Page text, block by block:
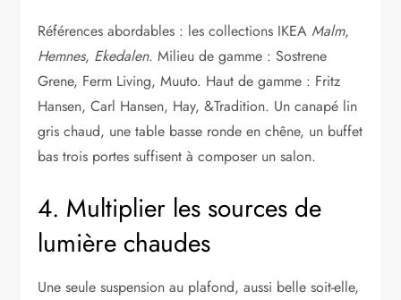
Références abordables : les collections IKEAMalm,
Hemnes, Ekedalen. Milieu de gamme : Sostrene
Grene, Ferm Living, Muuto. Haut de gamme : Fritz
Hansen, Carl Hansen, Hay, &Tradition. Un canapé lin
gris chaud, une table basse ronde en chêne, un buffet
bas trois portes suffisent à composer un salon.
4. Multiplier les sources de
lumière chaudes
Une seule suspension au plafond, aussi belle soit-elle,